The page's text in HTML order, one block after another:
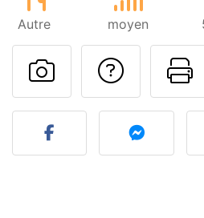
Autre moyen
Publier